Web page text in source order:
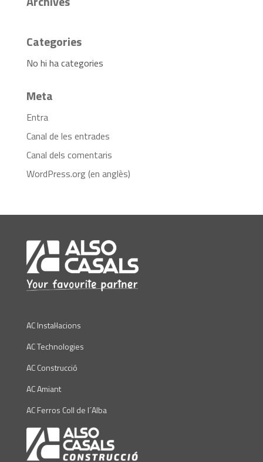
Categories
No hi ha categories
Meta
Entra
Canal de les entrades
Canal dels comentaris
WordPress.org (en anglès)
AC Instal·lacions
AC Technologies
AC Construcció
AC Amiant
AC Ferros Coll de l´Alba